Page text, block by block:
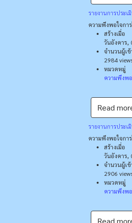
รายงานการประ
ความพึงพอใจกา
สร้างเมื่อ
วันอังคาร,
จำนวนผู้เ
2984
หมวดหมู่
ความพึงพ
Read
รายงานการประ
ความพึงพอใจกา
สร้างเมื่อ
วันอังคาร,
จำนวนผู้เ
2906
หมวดหมู่
ความพึงพ
Read